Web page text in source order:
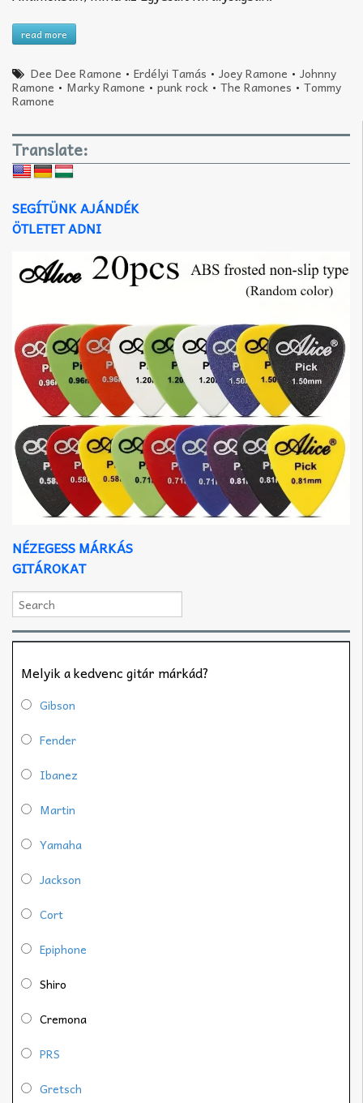
read more
Dee Dee Ramone •Erdélyi Tamás •Joey Ramone •Johnny
Ramone • Marky Ramone • punk rock • The Ramones • Tommy
Ramone
Translate:
SEGÍTÜNK AJÁNDÉK
ÖTLETET ADNI
NÉZEGESS MÁRKÁS
GITÁROKAT
Melyik a kedvenc gitár márkád?
Gibson
Fender
Ibanez
Martin
Yamaha
Jackson
Cort
Epiphone
Shiro
Cremona
PRS
Gretsch